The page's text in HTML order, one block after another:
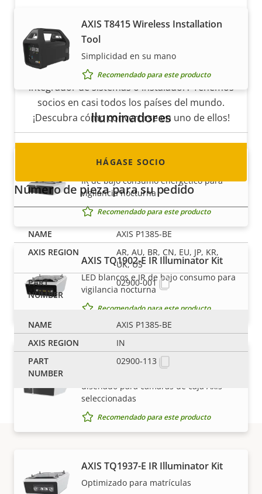
AXIS T8415 Wireless Installation
Tool
Simplicidad en su mano
Recomendado para este producto
Iluminadores
AXIS Fixed Box IR Illuminator Kit A
IR de bajo consumo energético para
vigilancia nocturna
Recomendado para este producto
AXIS TQ1902-E IR Illuminator Kit
LED blancos e IR de bajo consumo para
vigilancia nocturna
Recomendado para este producto
AXIS TQ1919-E IR Illuminator Kit
diseñado para cámaras de caja Axis
seleccionadas
Recomendado para este producto
AXIS TQ1937-E IR Illuminator Kit
Optimizado para matrículas
Hágase socio
¿Es usted un revendedor, distribuidor,
integrador de sistemas o instalador? Tenemos
socios en casi todos los países del mundo.
¡Descubra cómo convertirse en uno de ellos!
HÁGASE SOCIO
Número de pieza para su pedido
AXIS P1385-BE
AR, AU, BR, CN, EU, JP, KR,
UK, US
02900-001
AXIS P1385-BE
IN
02900-113
Asistencia y recursos